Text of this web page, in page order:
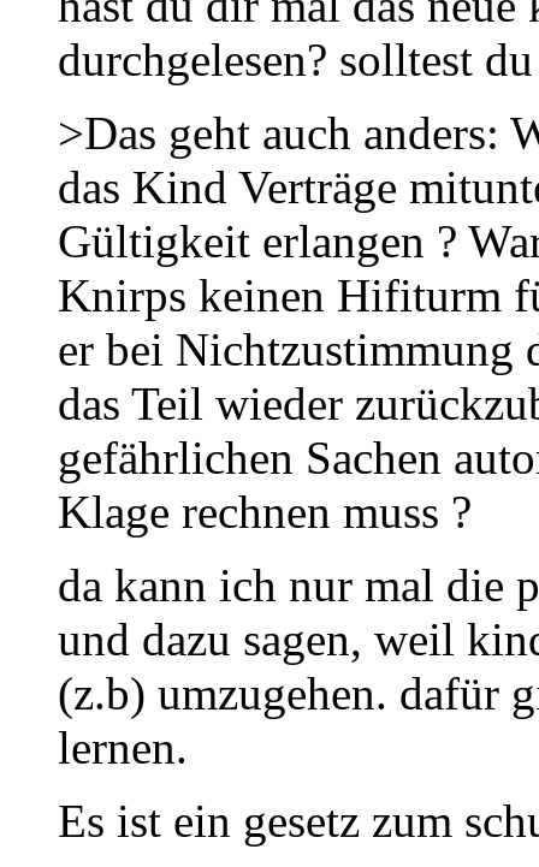
durchgelesen? solltest
>Das geht auch anders:
das Kind Verträge
Gültigkeit erlangen ?
Knirps keinen Hifiturm
er bei Nichtzustimmung
das Teil wieder
gefährlichen Sachen
Klage rechnen muss ?
da kann ich nur mal die
und dazu sagen, weil
(z.b) umzugehen. dafür
lernen.
Es ist ein gesetz zum